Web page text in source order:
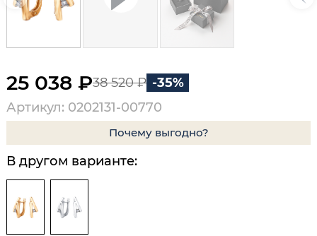
25 038 ₽38 520 ₽ -35%
Артикул: 0202131-00770
Почему выгодно?
В другом варианте: